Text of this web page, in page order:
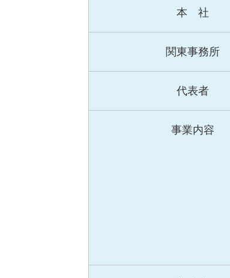
本 社
関東事務所
代表者
事業内容